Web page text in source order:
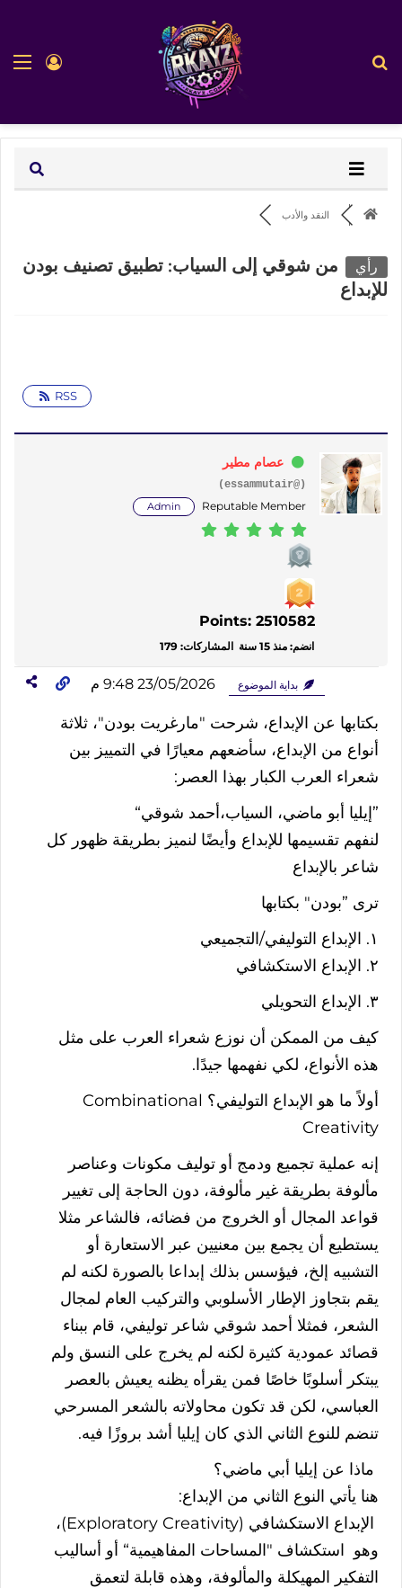
تسجيل
النقد والأدب
رأي
من شوقي إلى السياب: تطبيق تصنيف بودن
للإبداع
RSS
عصام مطير
(@essammutair)
Reputable Member
Admin
Points: 2510582
انضم: منذ 15 سنة المشاركات: 179
بداية الموضوع 23/05/2026 9:48 م
بكتابها عن الإبداع، شرحت "مارغريت بودن"، ثلاثة
أنواع من الإبداع، سأضعهم معيارًا في التمييز بين
شعراء العرب الكبار بهذا العصر :
”إيليا أبو ماضي، السياب،أحمد شوقي“
لنفهم تقسيمها للإبداع وأيضًا لنميز بطريقة ظهور كل
شاعر بالإبداع
ترى ”بودن" بكتابها
١. الإبداع التوليفي/التجميعي
٢. الإبداع الاستكشافي
٣. الإبداع التحويلي
كيف من الممكن أن نوزع شعراء العرب على مثل
هذه الأنواع، لكي نفهمها جيدًا.
أولاً ما هو الإبداع التوليفي؟ Combinational
Creativity
إنه عملية تجميع ودمج أو توليف مكونات وعناصر
مألوفة بطريقة غير مألوفة، دون الحاجة إلى تغيير
قواعد المجال أو الخروج من فضائه، فالشاعر مثلا
يستطيع أن يجمع بين معنيين عبر الاستعارة أو
التشبيه إلخ، فيؤسس بذلك إبداعا بالصورة لكنه لم
يقم بتجاوز الإطار الأسلوبي والتركيب العام لمجال
الشعر، فمثلا أحمد شوقي شاعر توليفي، قام ببناء
قصائد عمودية كثيرة لكنه لم يخرج على النسق ولم
يبتكر أسلوبًا خاصًا فمن يقرأه يظنه يعيش بالعصر
العباسي، لكن قد تكون محاولاته بالشعر المسرحي
تنضم للنوع الثاني الذي كان إيليا أشد بروزًا فيه.
ماذا عن إيليا أبي ماضي؟
هنا يأتي النوع الثاني من الإبداع:
الإبداع الاستكشافي (Exploratory Creativity)
،
وهو استكشاف "المساحات المفاهيمية“ أو أساليب
التفكير المهيكلة والمألوفة، وهذه قابلة لتعمق